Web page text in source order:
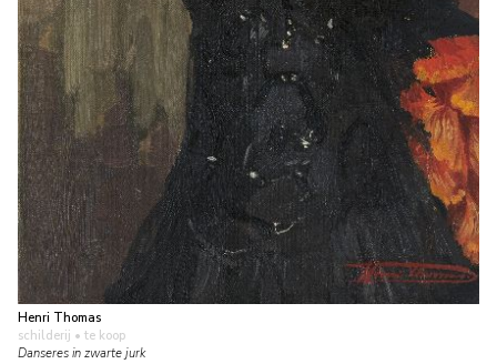
Henri Thomas
schilderij • te koop
Danseres in zwarte jurk